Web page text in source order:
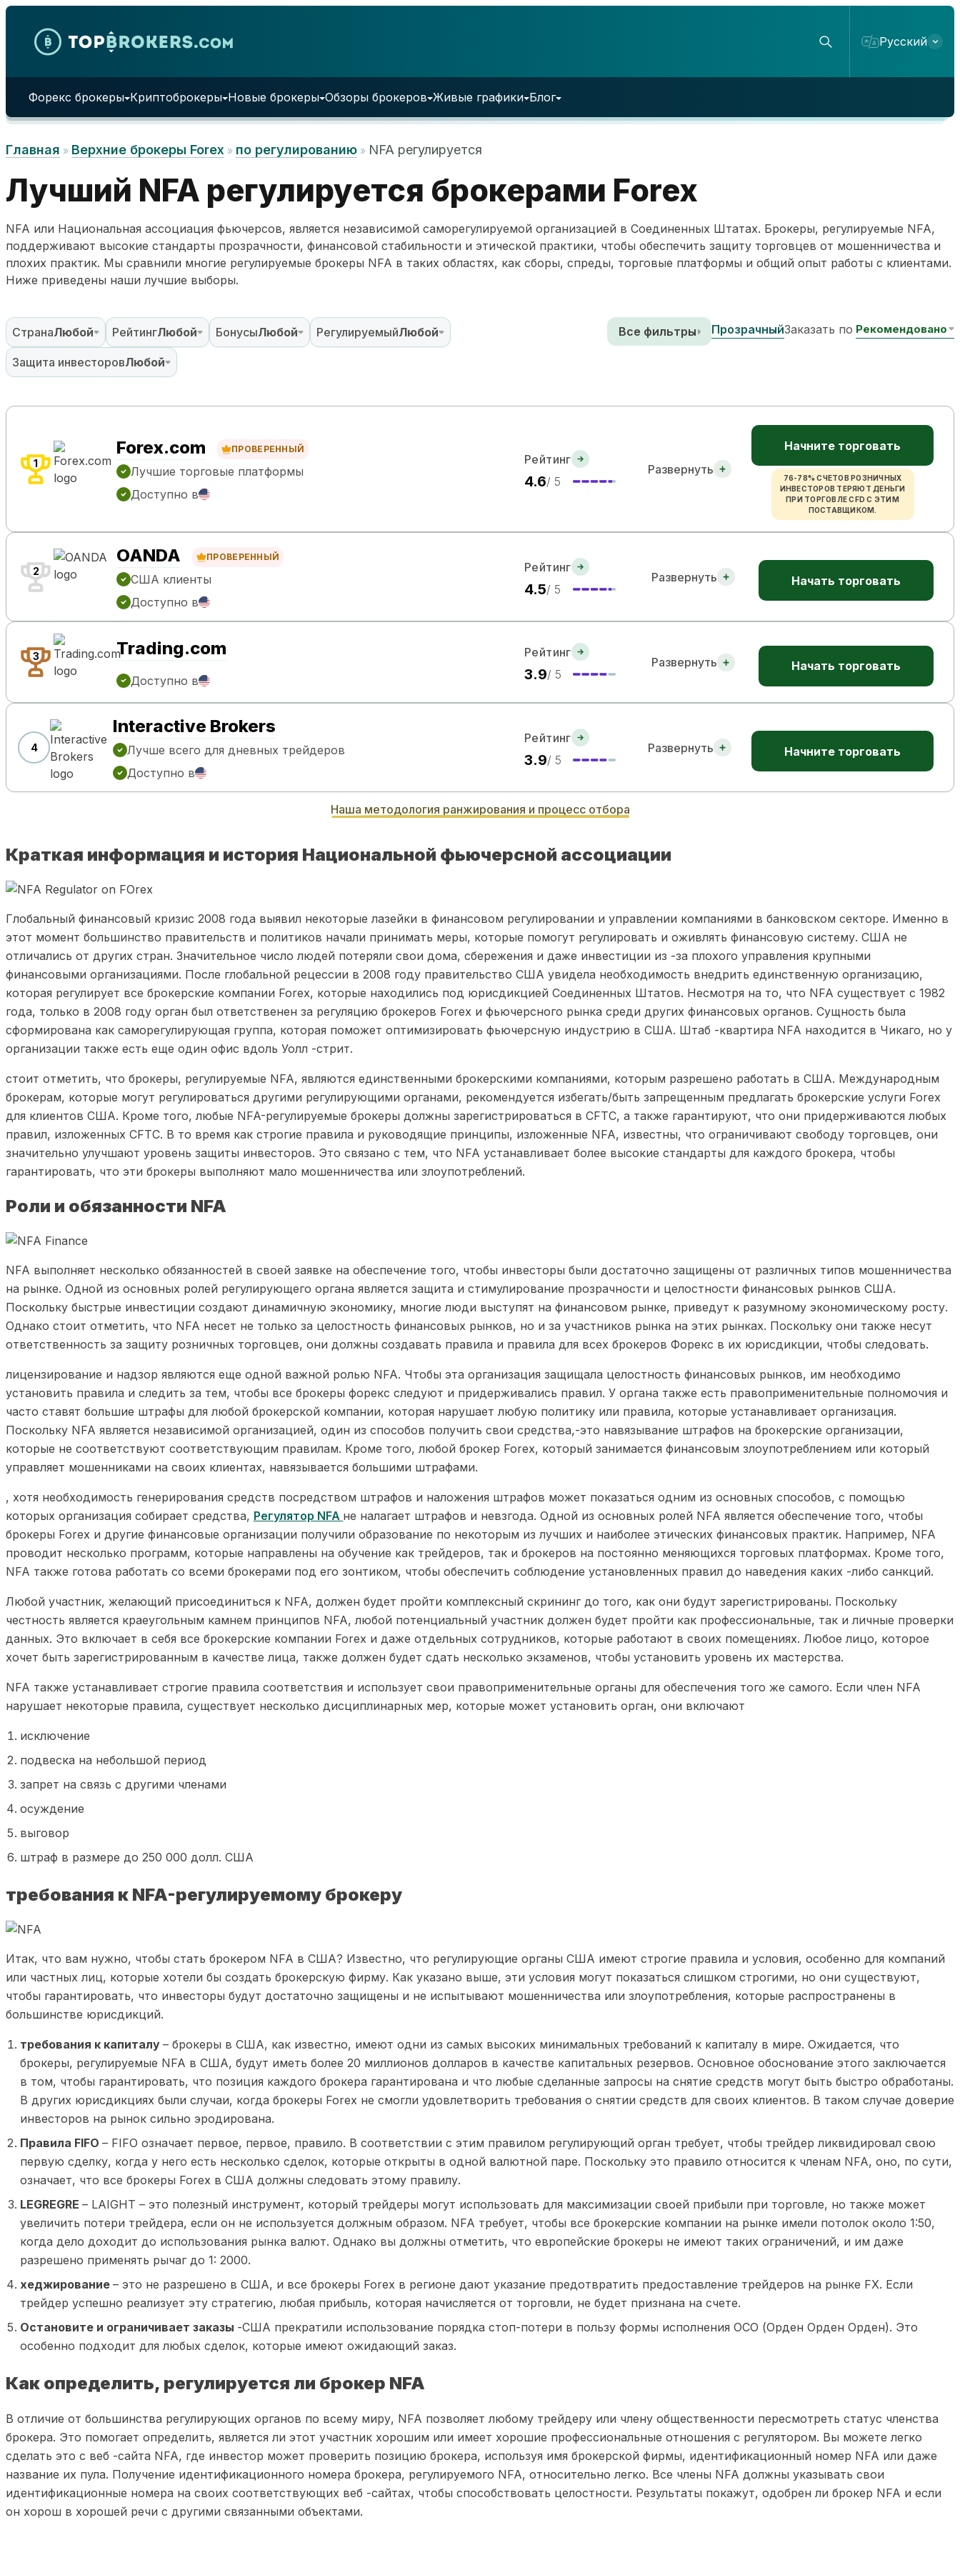
Skip to content
Русский
Форекс брокеры Криптоброкеры Новые брокеры Обзоры брокеров Живые графики Блог
Главная » Верхние брокеры Forex » по регулированию » NFA регулируется
Лучший NFA регулируется брокерами Forex
NFA или Национальная ассоциация фьючерсов, является независимой саморегулируемой организацией в Соединенных Штатах. Брокеры, регулируемые NFA,
поддерживают высокие стандарты прозрачности, финансовой стабильности и этической практики, чтобы обеспечить защиту торговцев от мошенничества и
плохих практик. Мы сравнили многие регулируемые брокеры NFA в таких областях, как сборы, спреды, торговые платформы и общий опыт работы с клиентами.
Ниже приведены наши лучшие выборы.
СтранаЛюбой РейтингЛюбой БонусыЛюбой РегулируемыйЛюбой
Защита инвесторовЛюбой
Все фильтры ПрозрачныйЗаказать по
1
Forex.com ПРОВЕРЕННЫЙ
Лучшие торговые платформы
Доступно в
Рейтинг
4.6/ 5
Развернуть
Начните торговать
76-78% СЧЕТОВ РОЗНИЧНЫХ
ИНВЕСТОРОВ ТЕРЯЮТ ДЕНЬГИ
ПРИ ТОРГОВЛЕ CFD С ЭТИМ
ПОСТАВЩИКОМ.
2
OANDA ПРОВЕРЕННЫЙ
США клиенты
Доступно в
Рейтинг
4.5/ 5
Развернуть Начать торговать
3 Trading.com
Доступно в
Рейтинг
3.9/ 5
Развернуть Начать торговать
4
Interactive Brokers
Лучше всего для дневных трейдеров
Доступно в
Рейтинг
3.9/ 5
Развернуть Начните торговать
Наша методология ранжирования и процесс отбора
Краткая информация и история Национальной фьючерсной ассоциации
Глобальный финансовый кризис 2008 года выявил некоторые лазейки в финансовом регулировании и управлении компаниями в банковском секторе. Именно в
этот момент большинство правительств и политиков начали принимать меры, которые помогут регулировать и оживлять финансовую систему. США не
отличались от других стран. Значительное число людей потеряли свои дома, сбережения и даже инвестиции из -за плохого управления крупными
финансовыми организациями. После глобальной рецессии в 2008 году правительство США увидела необходимость внедрить единственную организацию,
которая регулирует все брокерские компании Forex, которые находились под юрисдикцией Соединенных Штатов. Несмотря на то, что NFA существует с 1982
года, только в 2008 году орган был ответственен за регуляцию брокеров Forex и фьючерсного рынка среди других финансовых органов. Сущность была
сформирована как саморегулирующая группа, которая поможет оптимизировать фьючерсную индустрию в США. Штаб -квартира NFA находится в Чикаго, но у
организации также есть еще один офис вдоль Уолл -стрит.
стоит отметить, что брокеры, регулируемые NFA, являются единственными брокерскими компаниями, которым разрешено работать в США. Международным
брокерам, которые могут регулироваться другими регулирующими органами, рекомендуется избегать/быть запрещенным предлагать брокерские услуги Forex
для клиентов США. Кроме того, любые NFA-регулируемые брокеры должны зарегистрироваться в CFTC, а также гарантируют, что они придерживаются любых
правил, изложенных CFTC. В то время как строгие правила и руководящие принципы, изложенные NFA, известны, что ограничивают свободу торговцев, они
значительно улучшают уровень защиты инвесторов. Это связано с тем, что NFA устанавливает более высокие стандарты для каждого брокера, чтобы
гарантировать, что эти брокеры выполняют мало мошенничества или злоупотреблений.
Роли и обязанности NFA
NFA выполняет несколько обязанностей в своей заявке на обеспечение того, чтобы инвесторы были достаточно защищены от различных типов мошенничества
на рынке. Одной из основных ролей регулирующего органа является защита и стимулирование прозрачности и целостности финансовых рынков США.
Поскольку быстрые инвестиции создают динамичную экономику, многие люди выступят на финансовом рынке, приведут к разумному экономическому росту.
Однако стоит отметить, что NFA несет не только за целостность финансовых рынков, но и за участников рынка на этих рынках. Поскольку они также несут
ответственность за защиту розничных торговцев, они должны создавать правила и правила для всех брокеров Форекс в их юрисдикции, чтобы следовать.
лицензирование и надзор являются еще одной важной ролью NFA. Чтобы эта организация защищала целостность финансовых рынков, им необходимо
установить правила и следить за тем, чтобы все брокеры форекс следуют и придерживались правил. У органа также есть правоприменительные полномочия и
часто ставят большие штрафы для любой брокерской компании, которая нарушает любую политику или правила, которые устанавливает организация.
Поскольку NFA является независимой организацией, один из способов получить свои средства,-это навязывание штрафов на брокерские организации,
которые не соответствуют соответствующим правилам. Кроме того, любой брокер Forex, который занимается финансовым злоупотреблением или который
управляет мошенниками на своих клиентах, навязывается большими штрафами.
, хотя необходимость генерирования средств посредством штрафов и наложения штрафов может показаться одним из основных способов, с помощью
которых организация собирает средства, Регулятор NFA не налагает штрафов и невзгода. Одной из основных ролей NFA является обеспечение того, чтобы
брокеры Forex и другие финансовые организации получили образование по некоторым из лучших и наиболее этических финансовых практик. Например, NFA
проводит несколько программ, которые направлены на обучение как трейдеров, так и брокеров на постоянно меняющихся торговых платформах. Кроме того,
NFA также готова работать со всеми брокерами под его зонтиком, чтобы обеспечить соблюдение установленных правил до наведения каких -либо санкций.
Любой участник, желающий присоединиться к NFA, должен будет пройти комплексный скрининг до того, как они будут зарегистрированы. Поскольку
честность является краеугольным камнем принципов NFA, любой потенциальный участник должен будет пройти как профессиональные, так и личные проверки
данных. Это включает в себя все брокерские компании Forex и даже отдельных сотрудников, которые работают в своих помещениях. Любое лицо, которое
хочет быть зарегистрированным в качестве лица, также должен будет сдать несколько экзаменов, чтобы установить уровень их мастерства.
NFA также устанавливает строгие правила соответствия и использует свои правоприменительные органы для обеспечения того же самого. Если член NFA
нарушает некоторые правила, существует несколько дисциплинарных мер, которые может установить орган, они включают
исключение
подвеска на небольшой период
запрет на связь с другими членами
осуждение
выговор
штраф в размере до 250 000 долл. США
требования к NFA-регулируемому брокеру
Итак, что вам нужно, чтобы стать брокером NFA в США? Известно, что регулирующие органы США имеют строгие правила и условия, особенно для компаний
или частных лиц, которые хотели бы создать брокерскую фирму. Как указано выше, эти условия могут показаться слишком строгими, но они существуют,
чтобы гарантировать, что инвесторы будут достаточно защищены и не испытывают мошенничества или злоупотребления, которые распространены в
большинстве юрисдикций.
требования к капиталу – брокеры в США, как известно, имеют одни из самых высоких минимальных требований к капиталу в мире. Ожидается, что
брокеры, регулируемые NFA в США, будут иметь более 20 миллионов долларов в качестве капитальных резервов. Основное обоснование этого заключается
в том, чтобы гарантировать, что позиция каждого брокера гарантирована и что любые сделанные запросы на снятие средств могут быть быстро обработаны.
В других юрисдикциях были случаи, когда брокеры Forex не смогли удовлетворить требования о снятии средств для своих клиентов. В таком случае доверие
инвесторов на рынок сильно эродирована.
Правила FIFO – FIFO означает первое, первое, правило. В соответствии с этим правилом регулирующий орган требует, чтобы трейдер ликвидировал свою
первую сделку, когда у него есть несколько сделок, которые открыты в одной валютной паре. Поскольку это правило относится к членам NFA, оно, по сути,
означает, что все брокеры Forex в США должны следовать этому правилу.
LEGREGRE – LAIGHT – это полезный инструмент, который трейдеры могут использовать для максимизации своей прибыли при торговле, но также может
увеличить потери трейдера, если он не используется должным образом. NFA требует, чтобы все брокерские компании на рынке имели потолок около 1:50,
когда дело доходит до использования рынка валют. Однако вы должны отметить, что европейские брокеры не имеют таких ограничений, и им даже
разрешено применять рычаг до 1: 2000.
хеджирование – это не разрешено в США, и все брокеры Forex в регионе дают указание предотвратить предоставление трейдеров на рынке FX. Если
трейдер успешно реализует эту стратегию, любая прибыль, которая начисляется от торговли, не будет признана на счете.
Остановите и ограничивает заказы -США прекратили использование порядка стоп-потери в пользу формы исполнения OCO (Орден Орден Орден). Это
особенно подходит для любых сделок, которые имеют ожидающий заказ.
Как определить, регулируется ли брокер NFA
В отличие от большинства регулирующих органов по всему миру, NFA позволяет любому трейдеру или члену общественности пересмотреть статус членства
брокера. Это помогает определить, является ли этот участник хорошим или имеет хорошие профессиональные отношения с регулятором. Вы можете легко
сделать это с веб -сайта NFA, где инвестор может проверить позицию брокера, используя имя брокерской фирмы, идентификационный номер NFA или даже
название их пула. Получение идентификационного номера брокера, регулируемого NFA, относительно легко. Все члены NFA должны указывать свои
идентификационные номера на своих соответствующих веб -сайтах, чтобы способствовать целостности. Результаты покажут, одобрен ли брокер NFA и если
он хорош в хорошей речи с другими связанными объектами.